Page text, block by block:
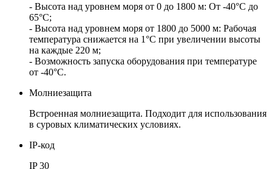
- Высота над уровнем моря от 0 до 1800 м: От -40°C до
65°C;
- Высота над уровнем моря от 1800 до 5000 м: Рабочая
температура снижается на 1°C при увеличении высоты
на каждые 220 м;
- Возможность запуска оборудования при температуре
от -40°C.
Молниезащита
Встроенная молниезащита. Подходит для использования
в суровых климатических условиях.
IP-код
IP 30